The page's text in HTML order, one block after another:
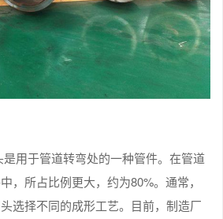
用于管道转弯处的一种管件。在管道
，所占比例更大，约为80%。通常，
选择不同的成形工艺。目前，制造厂